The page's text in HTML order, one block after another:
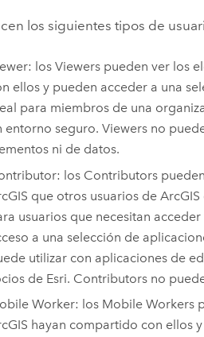
los siguientes tipos de
: los Viewerspueden ver los
ellos y pueden acceder a una
para miembros de una
entorno seguro. Viewersno
ni de datos.
: los Contributors
que otros usuarios de
usuarios que necesitan
a una selección de
utilizar con aplicaciones de
de Esri. Contributorsno
Worker: los Mobile Workers
hayan compartido con ellos